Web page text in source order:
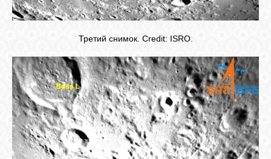
Третий снимок. Credit: ISRO.